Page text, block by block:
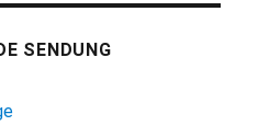
SENDUNG